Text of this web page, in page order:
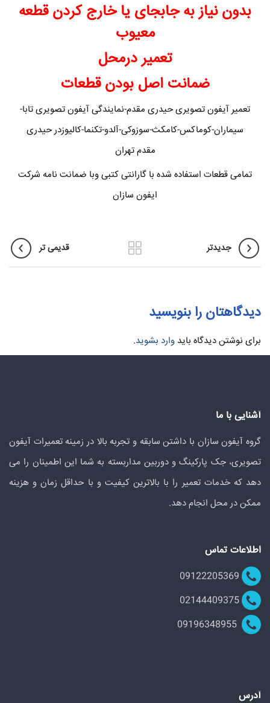
بدون نیاز به جابجای یا خارج کردن قطعه
معیوب
تعمیر درمحل
ضمانت اصل بودن قطعات
تعمیر آیفون تصویری حیدری مقدم-نمایندگی آیفون تصویری تابا-
سیماران-کوماکس-کامکث-سوزوکی-آلدو-تکنما-کالیوزدر حیدری
مقدم تهران
تمامی قطعات استفاده شده با گارانتی کتبی وبا ضمانت نامه شرکت
ایفون سازان
جدیدتر قدیمی تر
دیدگاهتان را بنویسید
برای نوشتن دیدگاه باید وارد بشوید.
آشنایی با ما
گروه آیفون سازان با داشتن سابقه و تجربه بالا در زمینه تعمیرات آیفون
تصویری، جک پارکینگ و دوربین مداربسته به شما این اطمینان را می
دهد که خدمات تعمیر را با بالاترین کیفیت و با حداقل زمان و هزینه
ممکن در محل انجام دهد.
اطلاعات تماس
آدرس